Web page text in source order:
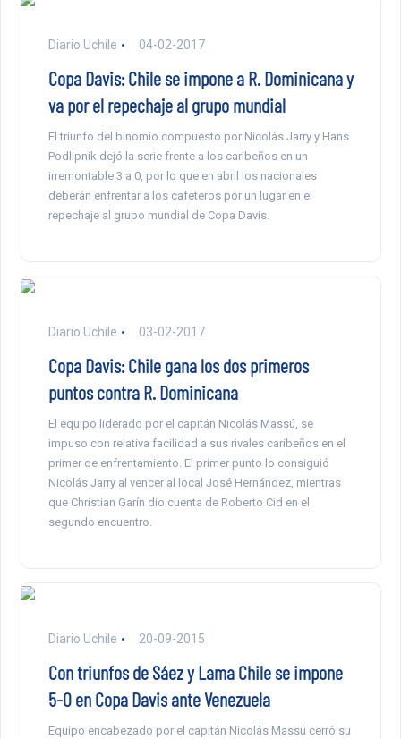
Diario Uchile 04-02-2017
Copa Davis: Chile se impone a R. Dominicana y
va por el repechaje al grupo mundial
El triunfo del binomio compuesto por Nicolás Jarry y Hans
Podlipnik dejó la serie frente a los caribeños en un
irremontable 3 a 0, por lo que en abril los nacionales
deberán enfrentar a los cafeteros por un lugar en el
repechaje al grupo mundial de Copa Davis.
Diario Uchile 03-02-2017
Copa Davis: Chile gana los dos primeros
puntos contra R. Dominicana
El equipo liderado por el capitán Nicolás Massú, se
impuso con relativa facilidad a sus rivales caribeños en el
primer de enfrentamiento. El primer punto lo consiguió
Nicolás Jarry al vencer al local José Hernández, mientras
que Christian Garín dio cuenta de Roberto Cid en el
segundo encuentro.
Diario Uchile 20-09-2015
Con triunfos de Sáez y Lama Chile se impone
5-0 en Copa Davis ante Venezuela
Equipo encabezado por el capitán Nicolás Massú cerró su